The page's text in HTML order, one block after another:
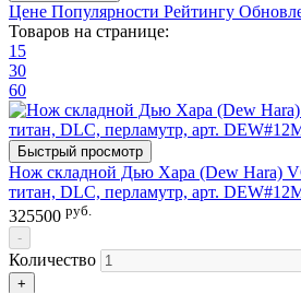
Цене Популярности Рейтингу
Товаров на странице:
15
30
60
Быстрый просмотр
Нож складной Дью Хара (Dew Hara)
титан, DLC, перламутр, арт.
325500 руб.
-
Количество
+